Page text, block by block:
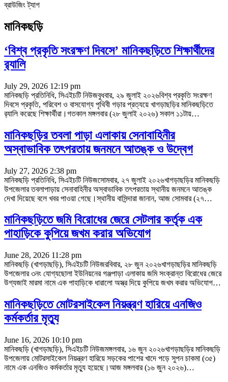
ব্রাউজিং ট্যাগ
মানিকছড়ি
‘বিশ্ব প্রকৃতি সংরক্ষণ দিবসে’ মানিকছড়িতে শিক্ষার্থীদের
র‌্যালি
July 29, 2026 12:19 pm
মানিকছড়ি প্রতিনিধি, সিএইচটি নিউজবুধবার, ২৯ জুলাই ২০২৬বিশ্ব প্রকৃতি সংরক্ষণ
দিবসে প্রকৃতি, পরিবেশ ও বাসযোগ্য পৃথিবী গড়ার প্রত্যয়ে খাগড়াছড়ির মানিকছড়িতে
র‌্যালি করেছে শিক্ষার্থীরা।গতকাল মঙ্গলবার (২৮ জুলাই ২০২৬) সকাল ১১টায়…
মানিকছড়ির তবলা পাড়া এলাকায় সেনাবাহিনীর
অস্বাভাবিক তৎপরতায় জনমনে আতঙ্ক ও উদ্বেগ
July 27, 2026 2:38 pm
মানিকছড়ি প্রতিনিধি, সিএইচটি নিউজসোমবার, ২৭ জুলাই ২০২৬খাগড়াছড়ির মানিকছড়ি
উপজেলার তবলাপাড়ায় সেনাবাহিনীর অস্বাভাবিক তৎপরতায় স্থানীয় জনমনে আতঙ্ক
দেখা দিয়েছে বলে খবর পাওয়া গেছে।স্থানীয় বাসিন্দারা জানান, আজ সোমবার (২৭…
মানিকছড়িতে জমি বিরোধের জেরে সেটলার কর্তৃক এক
পাহাড়িকে কুপিয়ে জখম করার অভিযোগ
June 28, 2026 11:28 pm
মানিকছড়ি (খাগড়াছড়ি), সিএইচটি নিউজরবিবার, ২৮ জুন ২০২৬খাগড়াছড়ির মানিকছড়ি
উপজেলার ৩নং যোগ্যছোলা ইউনিয়নের গঞ্জপাড়া এলাকায় জমি সংক্রান্ত বিরোধের জেরে
উগ্যজাই মারমা নামে এক পাহাড়িকে ধারালো অস্ত্র দিয়ে কুপিয়ে জখম করার অভিযোগ…
মানিকছড়িতে মোটরসাইকেল নিয়ন্ত্রণ হারিয়ে এনজিও
কর্মকর্তার মৃত্যু
June 16, 2026 10:10 pm
মানিকছড়ি (খাগড়াছড়ি), সিএইচটি নিউজমঙ্গলবার, ১৬ জুন ২০২৬খাগড়াছড়ির মানিকছড়ি
উপজেলায় মোটরসাইকেল নিয়ন্ত্রণ হারিয়ে সড়কের পাশের খাদে পড়ে সুপন চাকমা (৩৫)
নামে এক এনজিও কর্মকর্তার মৃত্যু হয়েছে।আজ মঙ্গলবার (১৬ জুন ২০২৬)…